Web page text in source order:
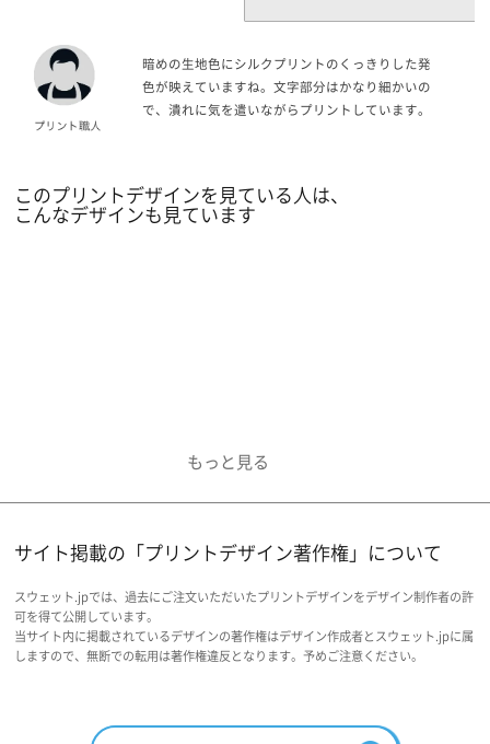
暗めの生地色にシルクプリントのくっきりした発
色が映えていますね。文字部分はかなり細かいの
で、潰れに気を遣いながらプリントしています。
このプリントデザインを見ている人は、
こんなデザインも見ています
サイト掲載の「プリントデザイン著作権」について
スウェット.jpでは、過去にご注文いただいたプリントデザインをデザイン制作者の許
可を得て公開しています。
当サイト内に掲載されているデザインの著作権はデザイン作成者とスウェット.jpに属
しますので、無断での転用は著作権違反となります。予めご注意ください。